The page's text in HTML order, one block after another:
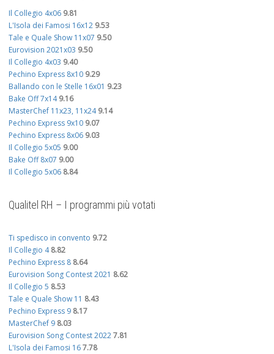
Il Collegio 4x06 9.81
L'Isola dei Famosi 16x12 9.53
Tale e Quale Show 11x07 9.50
Eurovision 2021x03 9.50
Il Collegio 4x03 9.40
Pechino Express 8x10 9.29
Ballando con le Stelle 16x01 9.23
Bake Off 7x14 9.16
MasterChef 11x23, 11x24 9.14
Pechino Express 9x10 9.07
Pechino Express 8x06 9.03
Il Collegio 5x05 9.00
Bake Off 8x07 9.00
Il Collegio 5x06 8.84
Qualitel RH – I programmi più votati
Ti spedisco in convento 9.72
Il Collegio 4 8.82
Pechino Express 8 8.64
Eurovision Song Contest 2021 8.62
Il Collegio 5 8.53
Tale e Quale Show 11 8.43
Pechino Express 9 8.17
MasterChef 9 8.03
Eurovision Song Contest 20227.81
L'Isola dei Famosi 167.78